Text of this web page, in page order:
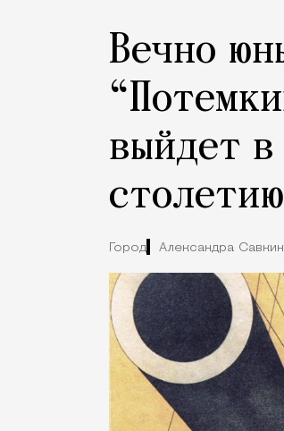
Вечно
выйдет в
столетию
Город Александра